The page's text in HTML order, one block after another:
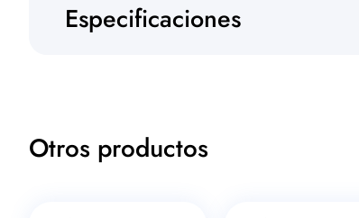
Especificaciones
Otros productos